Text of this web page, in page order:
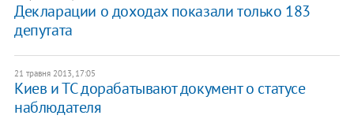
Декларации о доходах показали только 183
депутата
21 травня 2013, 17:05
Киев и ТС дорабатывают документ о статусе
наблюдателя